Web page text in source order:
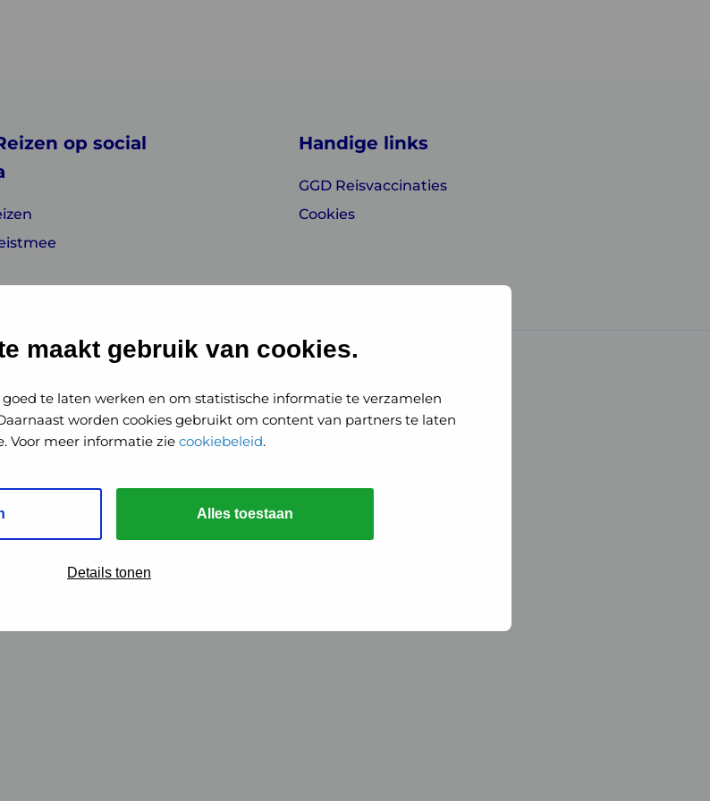
maakt gebruik van cookies.
te laten werken en om statistische informatie te verzamelen
worden cookies gebruikt om content van partners te laten
Voor meer informatie zie cookiebeleid.
Alles toestaan
Details tonen
op social
Handige links
GGD Reisvaccinaties
Cookies